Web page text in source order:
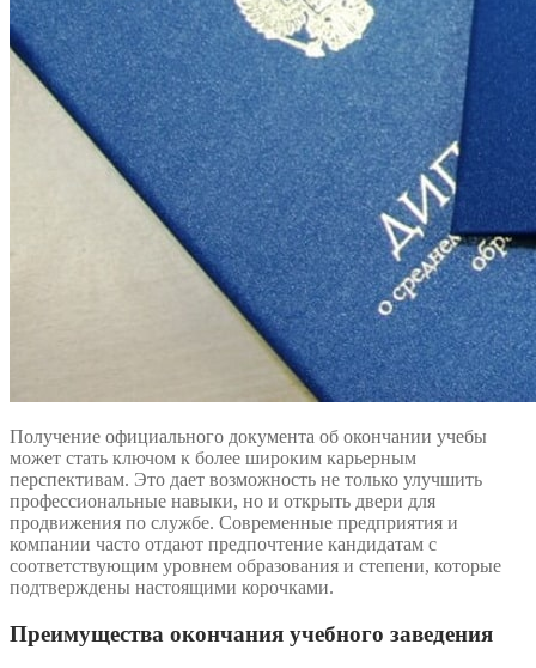
Получение официального документа об окончании учебы
может стать ключом к более широким карьерным
перспективам. Это дает возможность не только улучшить
профессиональные навыки, но и открыть двери для
продвижения по службе. Современные предприятия и
компании часто отдают предпочтение кандидатам с
соответствующим уровнем образования и степени, которые
подтверждены настоящими корочками.
Преимущества окончания учебного заведения